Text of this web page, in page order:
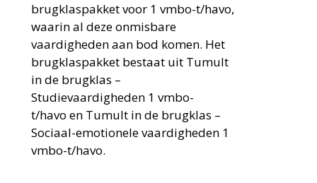
brugklaspakket voor 1 vmbo-t/havo,
waarin al deze onmisbare
vaardigheden aan bod komen. Het
brugklaspakket bestaat uit Tumult
in de brugklas –
Studievaardigheden 1 vmbo-
t/havo en Tumult in de brugklas –
Sociaal-emotionele vaardigheden 1
vmbo-t/havo.